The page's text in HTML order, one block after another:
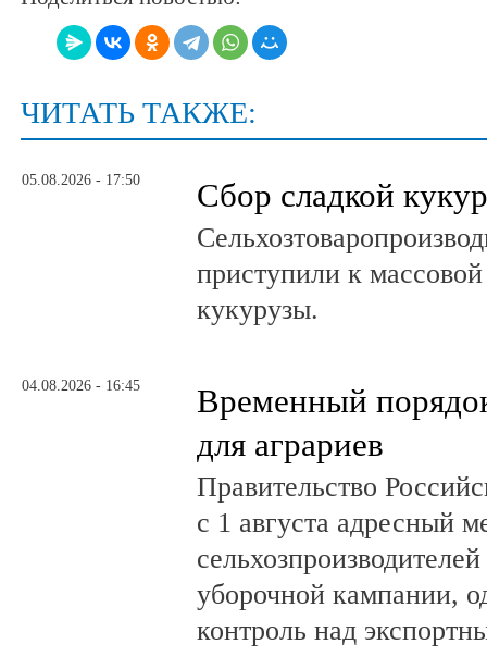
ЧИТАТЬ ТАКЖЕ:
05.08.2026 - 17:50 Сбор сладкой
приступили к
кукурузы.
04.08.2026 - 16:45
Временный
для аграриев
Правительство
с 1 августа адресный
уборочной кампании,
контроль над